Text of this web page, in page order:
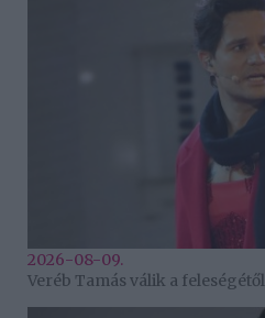
2026-08-09.
Veréb Tamás válik a feleségétől